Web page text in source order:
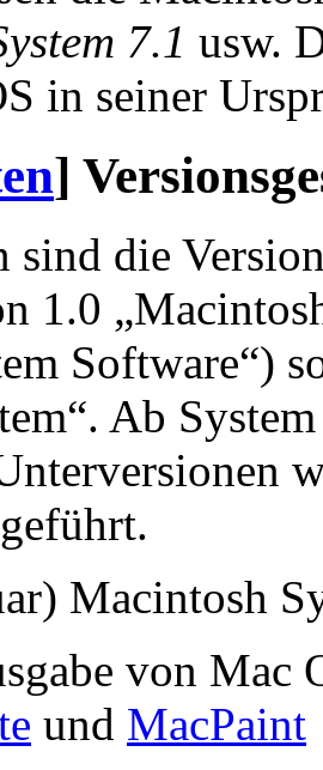
7.1 usw.
in seiner
]
sind die
1.0
Software“)
Ab
Macintosh
von Mac
und MacPaint